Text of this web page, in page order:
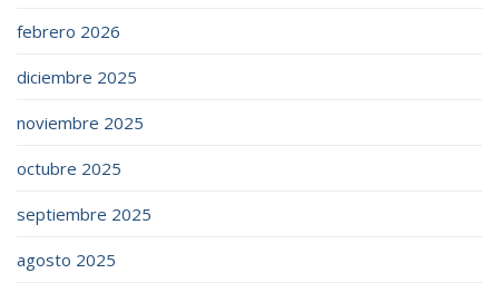
febrero 2026
diciembre 2025
noviembre 2025
octubre 2025
septiembre 2025
agosto 2025